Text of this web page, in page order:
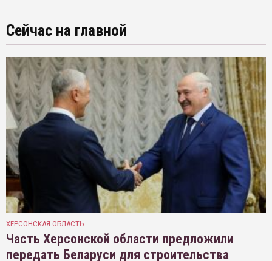
Сейчас на главной
ХЕРСОНСКАЯ ОБЛАСТЬ
Часть Херсонской области предложили
передать Беларуси для строительства